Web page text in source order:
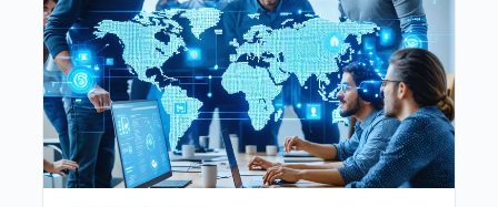
eeuw. En daar hebben wij ook zo onze redenen
voor. In totaal 6. Komen ze!